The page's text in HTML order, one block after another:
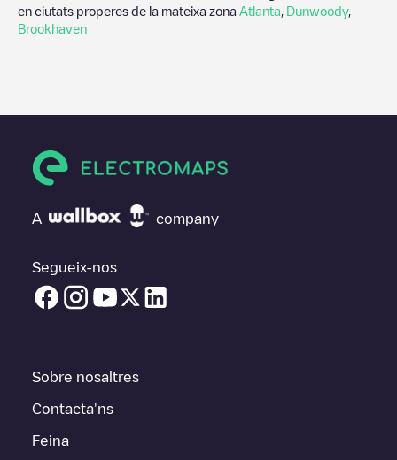
en ciutats properes de la mateixa zona Atlanta Dunwoody,
Brookhaven
A company
Segueix-nos
Sobre nosaltres
Contacta'ns
Feina